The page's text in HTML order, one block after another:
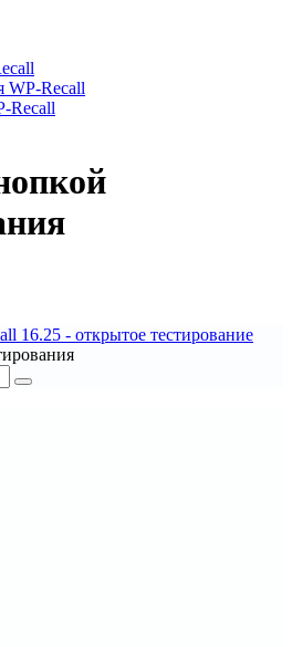
WP-Recall
Recall
16.25 - открытое тестирование